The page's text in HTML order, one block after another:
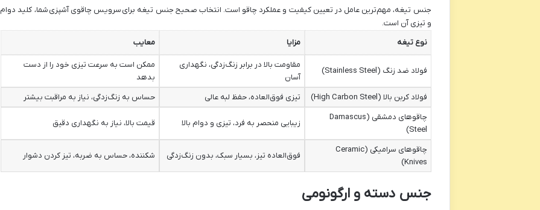
جنس تیغه، مهم‌ترین عامل در تعیین کیفیت و عملکرد چاقو است. انتخاب صحیح جنس تیغه برایسرویس چاقوی آشپزیشما، کلید دوام
و تیزی آن است.
نوع تیغه
مزایا معایب
فولاد ضد زنگ (Stainless Steel)
مقاومت بالا در برابر زنگ‌زدگی، نگهداری
آسان
ممکن است به سرعت تیزی خود را از دست
بدهد
فولاد کربن بالا (High Carbon Steel)
تیزی فوق‌العاده، حفظ لبه عالی
حساس به زنگ‌زدگی، نیاز به مراقبت بیشتر
چاقوهای دمشقی (Damascus
Steel)
زیبایی منحصر به فرد، تیزی و دوام بالا قیمت بالا، نیاز به نگهداری دقیق
چاقوهای سرامیکی (Ceramic
Knives)
فوق‌العاده تیز، بسیار سبک، بدون زنگ‌زدگی شکننده، حساس به ضربه، تیز کردن دشوار
جنس دسته و ارگونومی